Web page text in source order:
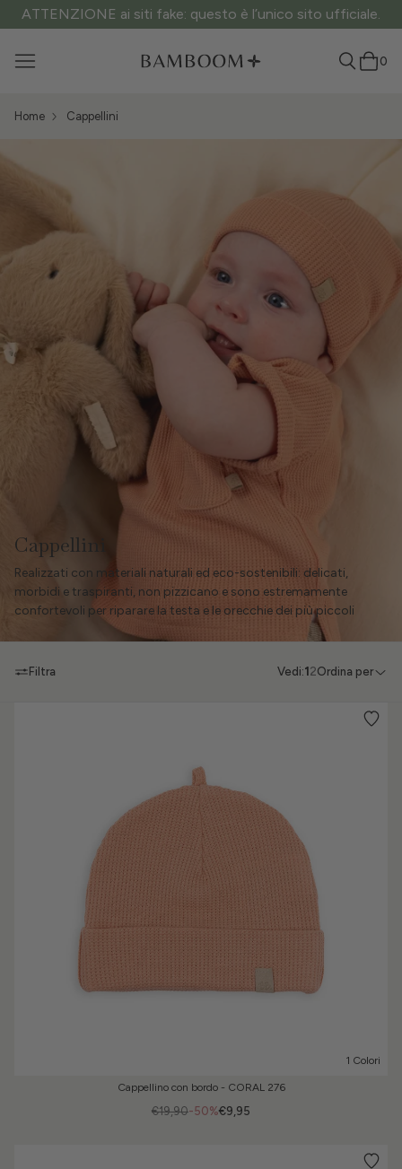
ATTENZIONE ai siti fake: questo è l’unico sito ufficiale.
0
Home Cappellini
Cappellini
Realizzati con materiali naturali ed eco-sostenibili: delicati,
morbidi e traspiranti, non pizzicano e sono estremamente
confortevoli per riparare la testa e le orecchie dei più piccoli
Filtra Vedi:1 2Ordina per
1 Colori
Cappellino con bordo - CORAL 276
-50%
€19,90 €9,95